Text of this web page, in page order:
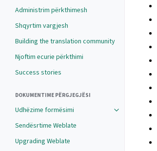
Administrim përkthimesh
Shqyrtim vargjesh
Building the translation community
Njoftim ecurie përkthimi
Success stories
DOKUMENTIME PËRGJEGJËSI
Udhëzime formësimi
Sendësrtime Weblate
Upgrading Weblate